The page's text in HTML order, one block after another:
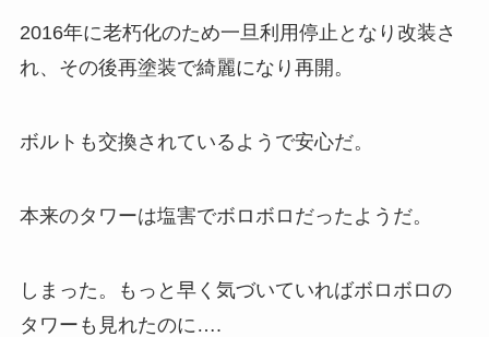
2016年に老朽化のため一旦利用停止となり改装さ
れ、その後再塗装で綺麗になり再開。
ボルトも交換されているようで安心だ。
本来のタワーは塩害でボロボロだったようだ。
しまった。もっと早く気づいていればボロボロの
タワーも見れたのに….